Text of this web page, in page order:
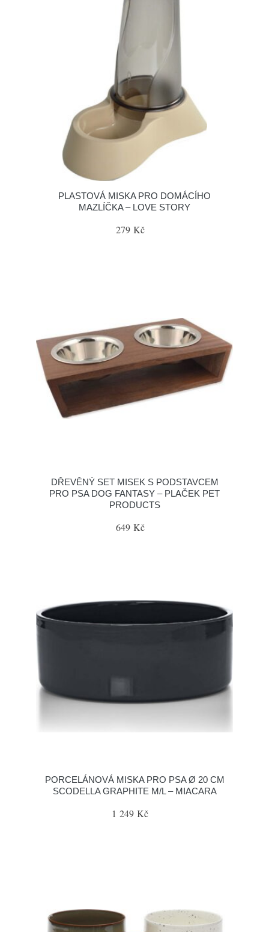
PLASTOVÁ MISKA PRO DOMÁCÍHO
MAZLÍČKA – LOVE STORY
279 Kč
DŘEVĚNÝ SET MISEK S PODSTAVCEM
PRO PSA DOG FANTASY – PLAČEK PET
PRODUCTS
649 Kč
PORCELÁNOVÁ MISKA PRO PSA Ø 20 CM
SCODELLA GRAPHITE M/L – MIACARA
1 249 Kč